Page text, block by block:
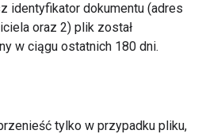
identyfikator dokumentu (adres
oraz 2) plik został
w ciągu ostatnich 180 dni.
tylko w przypadku pliku,